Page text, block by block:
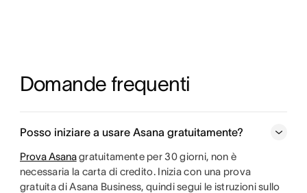
Domande frequenti
Posso iniziare a usare Asana gratuitamente?
Prova Asanagratuitamente per 30 giorni, non è
necessaria la carta di credito. Inizia con una prova
gratuita di Asana Business, quindi segui le istruzioni sullo